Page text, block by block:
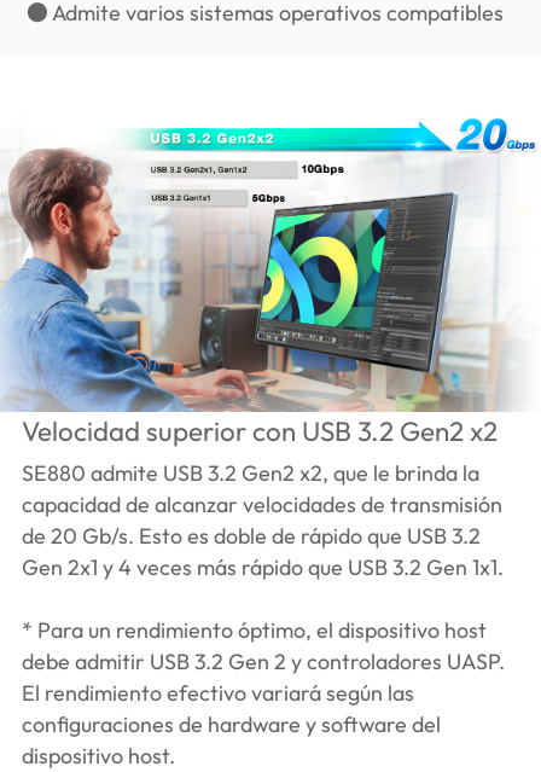
● Admite varios sistemas operativos compatibles
Velocidad superior con USB 3.2 Gen2 x2
SE880 admite USB 3.2 Gen2 x2, que le brinda la
capacidad de alcanzar velocidades de transmisión
de 20 Gb/s. Esto es doble de rápido que USB 3.2
Gen 2x1 y 4 veces más rápido que USB 3.2 Gen 1x1.
* Para un rendimiento óptimo, el dispositivo host
debe admitir USB 3.2 Gen 2 y controladores UASP.
El rendimiento efectivo variará según las
configuraciones de hardware y software del
dispositivo host.